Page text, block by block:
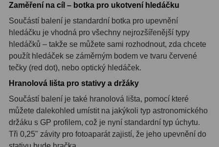
Filtry Pass6
Filtry Clip5
Filtry CCD Hα, OIII7
Filtrová kola a rámy 16
Rovnače a reduktory13
Zaostření11
Zaměření na cíl – botka pro ukotvení hledáčku
Součástí balení je standardní botka pro upevnění
hledáčku je vhodná pro všechny nejrozšířenější typy
hledáčků – takže se můžete sami rozhodnout, zda chcete
použít hledáček se záměrným bodem ve tvaru červené
tečky (red dot), nebo optický hledáček.
Hranolová lišta pro stativy a držáky
Součástí balení je také hranolová lišta, pomocí které
můžete dalekohled umístit na jakýkoli typ astronomického
držáku s GP profilem, což je nyní standardní typ úchytu.
Tři 0,25" závity pro fotoaparát zajistí, že jeho upevnění do